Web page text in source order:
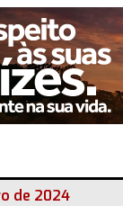
de 2024